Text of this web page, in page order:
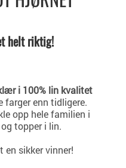
helt riktig!
i 100% lin kvalitet
farger enn tidligere.
opp hele familien i
topper i lin.
en sikker vinner!